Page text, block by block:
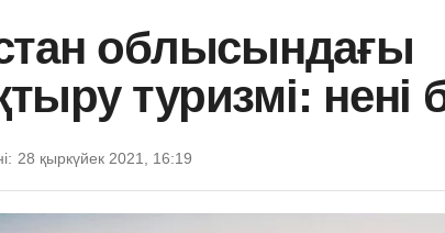
облысындағы
туризмі: нені
28 қыркүйек 2021, 16:19